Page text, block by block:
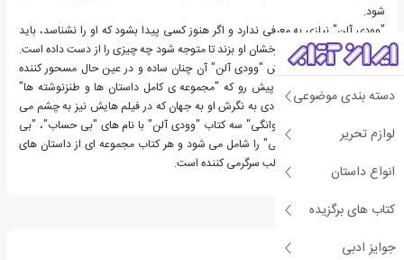
دسته بندی موضوعی
لوازم تحریر
انواع داستان
کتاب های برگزیده
جوایز ادبی
شود.
"وودی آلن" نیازی به معرفی ندارد و اگر هنوز کسی پیدا بشود که او را نشناسد، باید
ابتدا سری به فیلم های درخشان او بزند تا متوجه شود چه چیزی را از دست داده است.
با این حال نحوه ی نگارش "وودی آلن" آن چنان ساده و در عین حال مسحور کننده
است که با مطالعه ی اثر پیش رو که "مجموعه ی کامل داستان ها و طنزنوشته ها"
اوست، می توان تا حد زیادی به نگرش او به جهان که در فیلم هایش نیز به چشم می
خورد پی برد. "دفاع از دیوانگی" سه کتاب "وودی آلن" با نام های "بی حساب"، "بی
بال و پر" و "عوارض جانبی" را شامل می شود و هر کتاب مجموعه ای از داستان های
کوتاه، طنزنوشته ها و مطالب سرگرمی کننده است.
درباره وودی آلن